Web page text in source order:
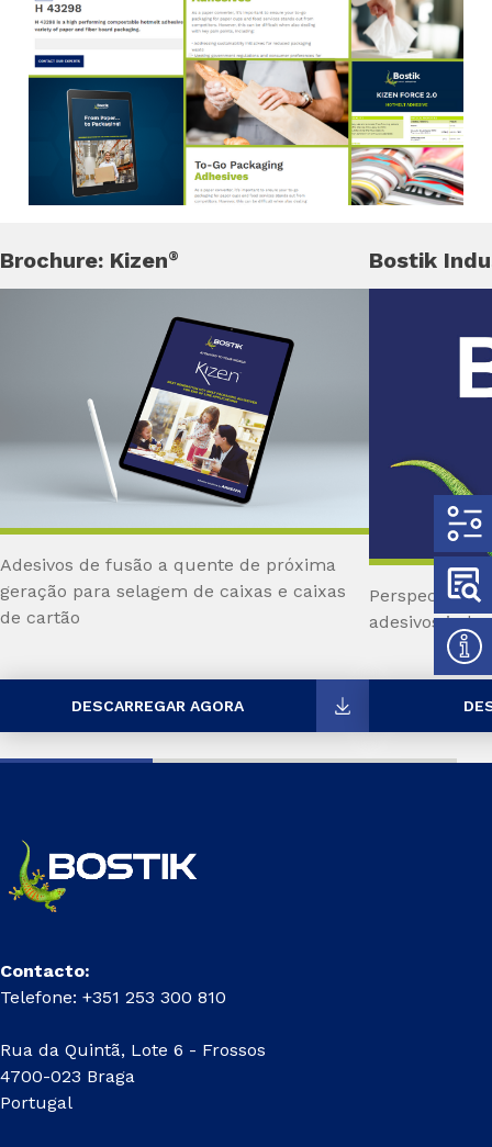
Brochure: Kizen®
Adesivos de fusão a quente de próxima
geração para selagem de caixas e caixas
de cartão
DESCARREGAR AGORA
Bostik
Perspectivas,
adesivos
Contacto:
Telefone: +351 253 300 810
Rua da Quintã, Lote 6 - Frossos
4700-023 Braga
Portugal